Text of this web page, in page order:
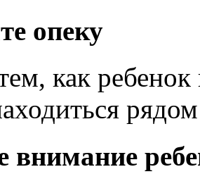
опеку
как
внимание